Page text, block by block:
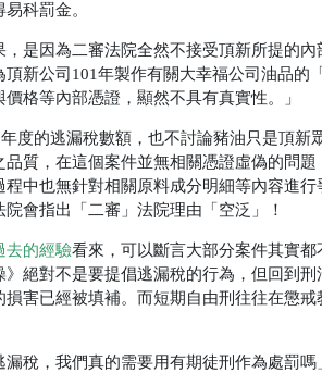
科罰金。
，是因為二審法院全然不接受頂新所提的
新公司101年製作有關大幸福公司油品的
格等內部憑證，顯然不具有真實性。」
度的逃漏稅數額，也不討論豬油只是頂
質，在這個案件並無相關憑證虛偽的問
中也無針對相關原料成分明細等內容進
會指出「二審」法院理由「空泛」！
去的經驗看來，可以斷言大部分案件其實
絕對不是要提倡逃漏稅的行為，但回到
害已經被填補。而短期自由刑往往在懲
稅，我們真的需要用有期徒刑作為處罰嗎